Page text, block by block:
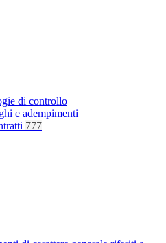
di controllo
e adempimenti
777